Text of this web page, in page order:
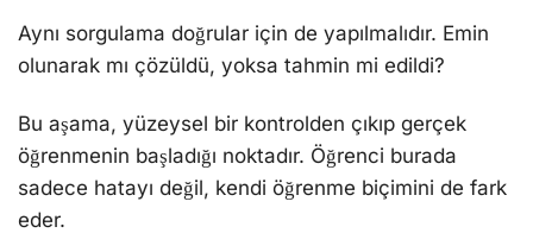
Aynı sorgulama doğrular için de yapılmalıdır. Emin
olunarak mı çözüldü, yoksa tahmin mi edildi?
Bu aşama, yüzeysel bir kontrolden çıkıp gerçek
öğrenmenin başladığı noktadır. Öğrenci burada
sadece hatayı değil, kendi öğrenme biçimini de fark
eder.